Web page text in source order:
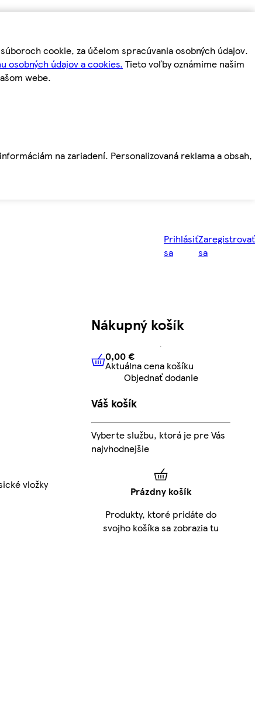
cookie, za účelom spracúvania osobných údajov.
osobných údajov a cookies. Tieto voľby oznámime našim
webe.
na zariadení. Personalizovaná reklama a obsah,
Prihlásiť
sa
Zaregistrovať
sa
vložky
Nákupný košík
0,00 € Aktuálna cena košíku
0,00 €
Aktuálna cena košíku
Objednať dodanie
Váš košík
Vyberte službu, ktorá je pre Vás
najvhodnejšie
Prázdny košík
Produkty, ktoré pridáte do
svojho košíka sa zobrazia tu